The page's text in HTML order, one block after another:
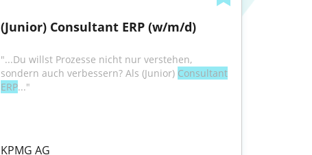
(Junior) Consultant ERP (w/m/d)
"...Du willst Prozesse nicht nur verstehen,
sondern auch verbessern? Als (Junior) Consultant
ERP..."
KPMG AG